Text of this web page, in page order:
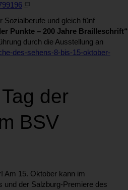
Sozialberufe und gleich fünf
Punkte – 200 Jahre Brailleschrift“
durch die Ausstellung an
des-sehens-8-bis-15-oktober-
Tag der
BSV
! Am 15. Oktober kann im
und der Salzburg-Premiere des